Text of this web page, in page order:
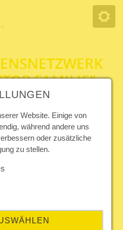
FAMILIE"
ein
„Erfolgsfaktor
den Erfahrungen und guten
Mitglieder, die das Netzwerk
„Erfolgsfaktor Familie“
Website. Einige von
während andere uns
oder zusätzliche
zu stellen.